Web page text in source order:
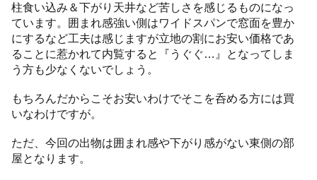
柱食い込み＆下がり天井など苦しさを感じるものになっ
ています。囲まれ感強い側はワイドスパンで窓面を豊か
にするなど工夫は感じますが立地の割にお安い価格であ
ることに惹かれて内覧すると『うぐぐ…』となってしま
う方も少なくないでしょう。
もちろんだからこそお安いわけでそこを呑める方には買
いなわけですが。
ただ、今回の出物は囲まれ感や下がり感がない東側の部
屋となります。